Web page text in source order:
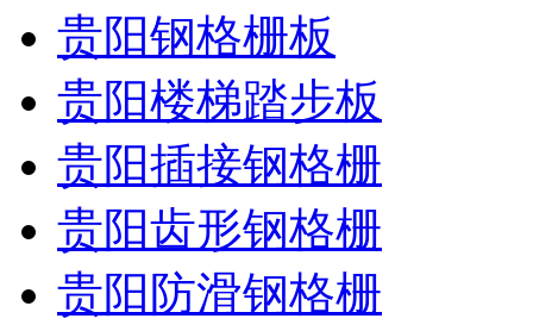
贵阳钢格栅板
贵阳楼梯踏步板
贵阳插接钢格栅
贵阳齿形钢格栅
贵阳防滑钢格栅